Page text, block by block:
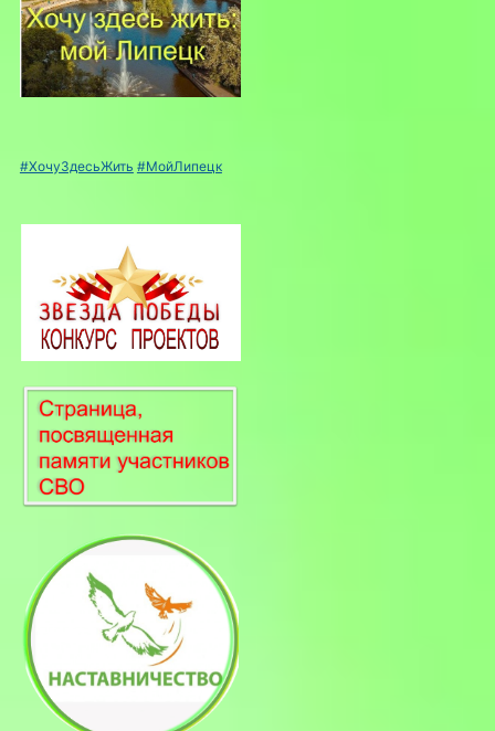
#ХочуЗдесьЖить #МойЛипецк